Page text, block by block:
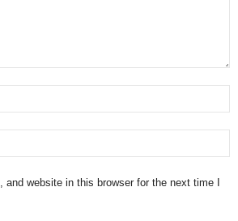
website in this browser for the next time I